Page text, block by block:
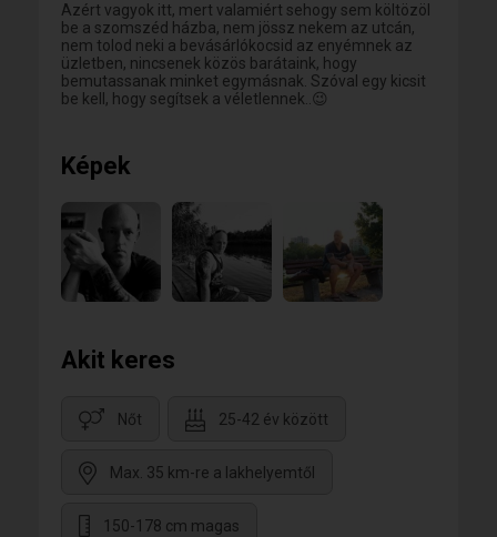
Azért vagyok itt, mert valamiért sehogy sem költözöl
be a szomszéd házba, nem jössz nekem az utcán,
nem tolod neki a bevásárlókocsid az enyémnek az
üzletben, nincsenek közös barátaink, hogy
bemutassanak minket egymásnak. Szóval egy kicsit
be kell, hogy segítsek a véletlennek..😉
Képek
Akit keres
Nőt 25-42 év között
Max. 35 km-re a lakhelyemtől
150-178 cm magas